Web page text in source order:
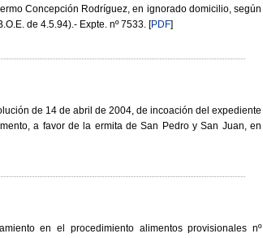
Concepción Rodríguez, en ignorado domicilio, según
de 4.5.94).- Expte. nº 7533. [PDF]
de 14 de abril de 2004, de incoación del expediente
a favor de la ermita de San Pedro y San Juan, en
en el procedimiento alimentos provisionales nº